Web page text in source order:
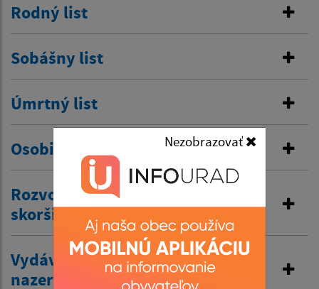
Nezobrazovať
Rodný list
Sobášny list
Úmrtný list
Osobitná matrika
Rozvod manželstva a prijatie
skoršieho priezviska
Vydávanie výpisov z matriky a
nazeranie do matriky